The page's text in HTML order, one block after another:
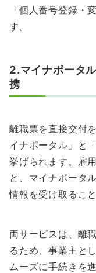
「個人番号登録・
す。
2.マイナポータ
携
離職票を直接交付
イナポータル」と
挙げられます。雇
と、マイナポータ
情報を受け取るこ
両サービスは、離
るため、事業主と
ムーズに手続きを